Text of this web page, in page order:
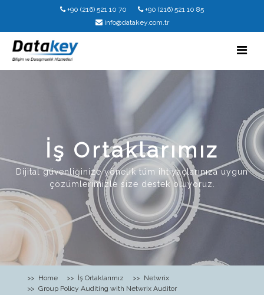
+90 (216) 521 10 70
+90 (216) 521 10 85
info@datakey.com.tr
İş Ortaklarımız
Dijital güvenliğinize yönelik tüm ihtiyaçlarınıza uygun
çözümlerimizle size destek oluyoruz.
Home İş Ortaklarımız
Netwrix
Group Policy Auditing with Netwrix Auditor